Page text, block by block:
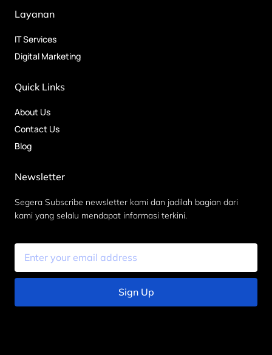
Layanan
IT Services
Digital Marketing
Quick Links
About Us
Contact Us
Blog
Newsletter
Segera Subscribe newsletter kami dan jadilah bagian dari
kami yang selalu mendapat informasi terkini.
Sign Up